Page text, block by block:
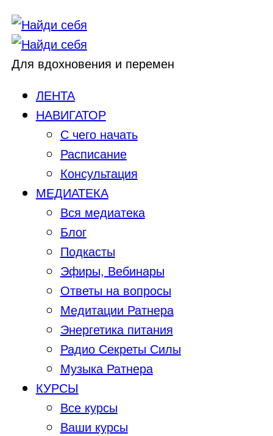
Для вдохновения и перемен
ЛЕНТА
НАВИГАТОР
С чего начать
Расписание
Консультация
МЕДИАТЕКА
Вся медиатека
Блог
Подкасты
Эфиры, Вебинары
Ответы на вопросы
Медитации Ратнера
Энергетика питания
Радио Секреты Силы
Музыка Ратнера
КУРСЫ
Все курсы
Ваши курсы